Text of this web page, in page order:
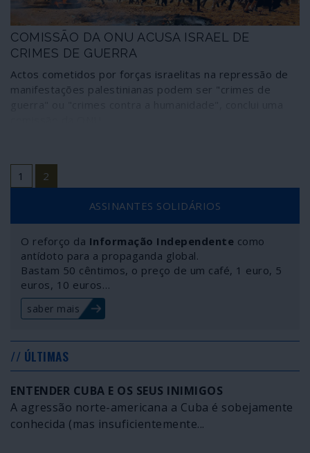
COMISSÃO DA ONU ACUSA ISRAEL DE
CRIMES DE GUERRA
Actos cometidos por forças israelitas na repressão de
manifestações palestinianas podem ser "crimes de
1 2
ASSINANTES SOLIDÁRIOS
O reforço da Informação Independente como
antídoto para a propaganda global.
Bastam 50 cêntimos, o preço de um café, 1 euro, 5
euros, 10 euros…
saber mais
// ÚLTIMAS
ENTENDER CUBA E OS SEUS INIMIGOS
A agressão norte-americana a Cuba é sobejamente
conhecida (mas insuficientemente...